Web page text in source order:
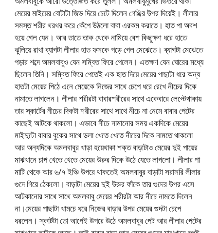
মেয়ের মাইয়ের বোটাটা জিভ দিয়ে চেটে দিলেন গেঞ্জির উপর দিয়েই। লীলার
সমস্ত শরীর থরথর করে কেঁপে উঠলো বাবা এরকম করাতে। হাত পা অবশ
হয়ে গেল যেন। আর তাতে তাক থেকে নামিয়ে বেশ কিছুক্ষণ ধরে হাতে
ঝুলিয়ে রাখা ব্যাগটা লীলার হাত ফসকে পড়ে গেল মেঝেতে। ব্যাগটা মেঝেতে
পড়ার শব্দে অমলবাবুও যেন সম্বিত ফিরে পেলেন। এতক্ষণ যেন ঘোরের মধ্যে
ছিলেন তিনি। সম্বিত ফিরে পেতেই এক হাত দিয়ে মেয়ের পাছাটা ধরে অন্য
হাতটা মেয়ের পিঠে এনে মেয়েকে নিজের সাথে চেপে ধরে রেখে নীচের দিকে
নামাতে লাগলেন। লীলার শরীরটা বাবারশরীরের সাথে একেবারে লেপ্টেথাকায়
তার স্কার্টের নীচের দিকটা শরীরের সাথে সাথে নীচে না নেমে বাবার পেটের
কাছেই আটকে থাকলো। এভাবে নীচে নামানোর সময় একদিকে মেয়ের
মাইদুটো বাবার বুকের সাথে ডলা খেতে খেতে নীচের দিকে নামতে থাকলো
আর অন্যদিকে অমলবাবুর খাড়া হয়েথাকা শক্ত বাড়াটাও মেয়ের দুই পায়ের
মাঝখানে চাপ খেতে খেতে মেয়ের উরুর দিকে উঠে যেতে লাগলো। লীলার পা
মাটি থেকে আর ৬/৭ ইঞ্চি উপরে থাকতেই অমলবাবুর বাড়াটা সরাসরি লীলার
গুদে গিয়ে ঠেকলো। বাড়াটা মেয়ের দুই উরুর ফাঁকে তার গুদের উপর এসে
আটকানোর সাথে সাথে অমলবাবু মেয়ের শরীরটা আর নীচে নামতে দিলেন
না।মেয়ের পাছাটা খামচে ধরে নিজের বাড়ার উপর মেয়ের গুদটা চেপে
ধরলেন। স্কার্টটা তো আগেই উপরে উঠে অমলবাবুর পেট আর লীলার পেটের